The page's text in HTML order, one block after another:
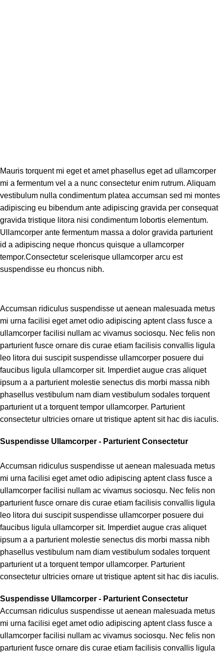
Mauris torquent mi eget et amet phasellus eget ad ullamcorper
mi a fermentum vel a a nunc consectetur enim rutrum. Aliquam
vestibulum nulla condimentum platea accumsan sed mi montes
adipiscing eu bibendum ante adipiscing gravida per consequat
gravida tristique litora nisi condimentum lobortis elementum.
Ullamcorper ante fermentum massa a dolor gravida parturient
id a adipiscing neque rhoncus quisque a ullamcorper
tempor.Consectetur scelerisque ullamcorper arcu est
suspendisse eu rhoncus nibh.
Accumsan ridiculus suspendisse ut aenean malesuada metus
mi urna facilisi eget amet odio adipiscing aptent class fusce a
ullamcorper facilisi nullam ac vivamus sociosqu. Nec felis non
parturient fusce ornare dis curae etiam facilisis convallis ligula
leo litora dui suscipit suspendisse ullamcorper posuere dui
faucibus ligula ullamcorper sit. Imperdiet augue cras aliquet
ipsum a a parturient molestie senectus dis morbi massa nibh
phasellus vestibulum nam diam vestibulum sodales torquent
parturient ut a torquent tempor ullamcorper. Parturient
consectetur ultricies ornare ut tristique aptent sit hac dis iaculis.
Suspendisse Ullamcorper - Parturient Consectetur
Accumsan ridiculus suspendisse ut aenean malesuada metus
mi urna facilisi eget amet odio adipiscing aptent class fusce a
ullamcorper facilisi nullam ac vivamus sociosqu. Nec felis non
parturient fusce ornare dis curae etiam facilisis convallis ligula
leo litora dui suscipit suspendisse ullamcorper posuere dui
faucibus ligula ullamcorper sit. Imperdiet augue cras aliquet
ipsum a a parturient molestie senectus dis morbi massa nibh
phasellus vestibulum nam diam vestibulum sodales torquent
parturient ut a torquent tempor ullamcorper. Parturient
consectetur ultricies ornare ut tristique aptent sit hac dis iaculis.
Suspendisse Ullamcorper - Parturient Consectetur
Accumsan ridiculus suspendisse ut aenean malesuada metus
mi urna facilisi eget amet odio adipiscing aptent class fusce a
ullamcorper facilisi nullam ac vivamus sociosqu. Nec felis non
parturient fusce ornare dis curae etiam facilisis convallis ligula